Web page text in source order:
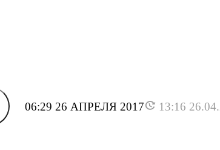
06:29 26 АПРЕЛЯ 2017 13:16